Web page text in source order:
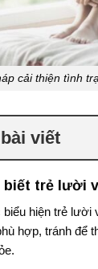
cải thiện tình
viết
biết trẻ lười
hiện trẻ lười
hợp, tránh để